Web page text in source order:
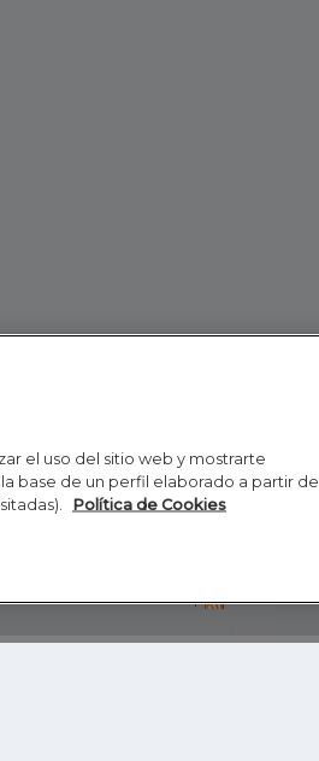
Inicio RSS
el uso del sitio web y mostrarte
base de un perfil elaborado a partir de
Política de Cookies